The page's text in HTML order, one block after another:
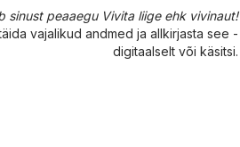
sinust peaaegu Vivita liige ehk vivinaut!
vajalikud andmed ja allkirjasta see -
digitaalselt või käsitsi.